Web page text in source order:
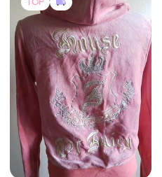
3675 грн 59
Толстовка камни джуси
кутюр